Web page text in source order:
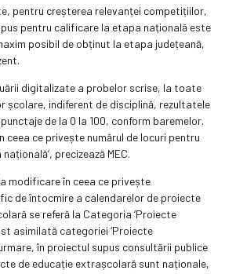
pentru creșterea relevanței competițiilor,
pentru calificare la etapa națională este
posibil de obținut la etapa județeană,
digitalizate a probelor scrise, la toate
școlare, indiferent de disciplină, rezultatele
de la 0 la 100, conform baremelor.
ceea ce privește numărul de locuri pentru
precizează MEC.
modificare în ceea ce privește
de întocmire a calendarelor de proiecte
se referă la Categoria ‘Proiecte
asimilată categoriei ‘Proiecte
în proiectul supus consultării publice
de educație extrașcolară sunt naționale,